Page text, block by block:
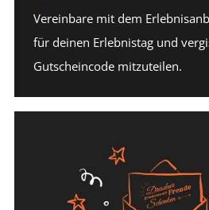
Vereinbare mit dem
für deinen Erlebnistag und
Gutscheincode mitzuteilen.